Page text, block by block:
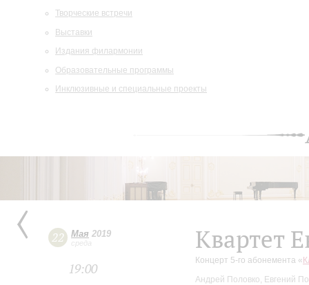
Творческие встречи
Выставки
Издания филармонии
Образовательные программы
Инклюзивные и специальные проекты
22 Мая 2019
среда
19:00
Квартет
Концерт 5-го абонемента «
Андрей Половко, Евгений